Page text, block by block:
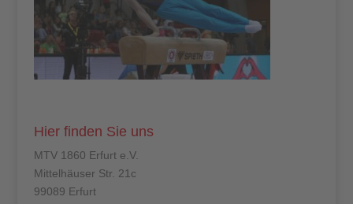
Hier finden Sie uns
MTV 1860 Erfurt e.V.
Mittelhäuser Str. 21c
99089 Erfurt